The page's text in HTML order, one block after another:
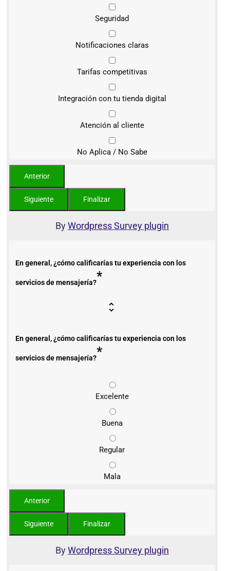
Seguridad
Notificaciones claras
Tarifas competitivas
Integración con tu tienda digital
Atención al cliente
No Aplica / No Sabe
ByWordpress Survey plugin
En general, ¿cómo calificarías tu experiencia con los
servicios de mensajería?*
En general, ¿cómo calificarías tu experiencia con los
servicios de mensajería?*
Excelente
Buena
Regular
Mala
ByWordpress Survey plugin